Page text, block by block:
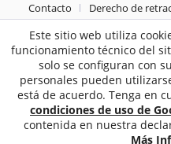
Contacto
Derecho de
Tèrminos y condiciones
2187Bewertungen
Este sitio web utiliza
funcionamiento técnico del
solo se configuran con
personales pueden
está de acuerdo. Tenga en
condiciones de uso de
contenida en nuestra
Más